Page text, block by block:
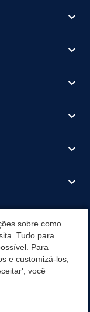
MUNICIPAL
sobre como
Tudo para
Para
e customizá-los,
você